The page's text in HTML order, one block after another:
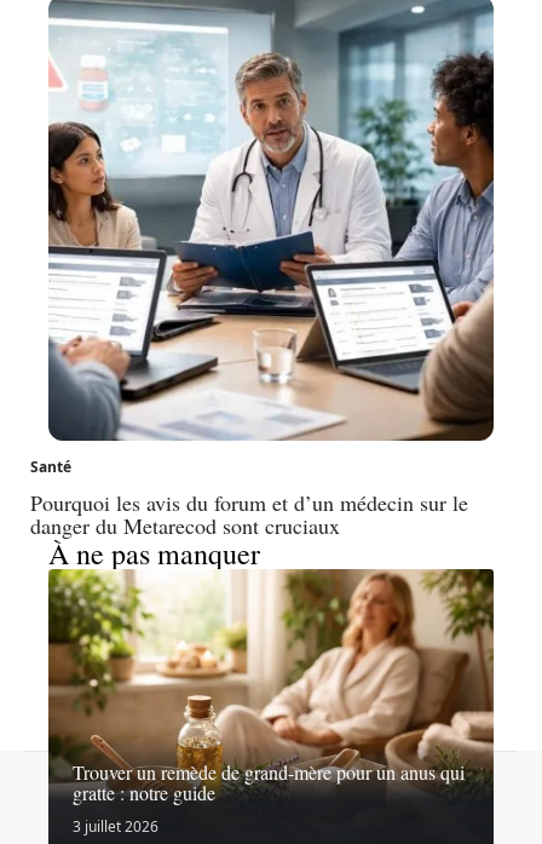
Santé
Pourquoi les avis du forum et d’un médecin sur le
danger du Metarecod sont cruciaux
À ne pas manquer
Trouver un remède de grand-mère pour un anus qui
gratte : notre guide
3 juillet 2026
Contact Mentions légales Sitemap